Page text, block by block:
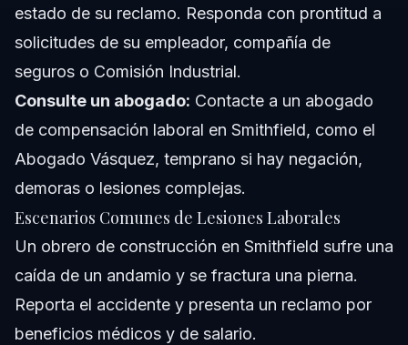
estado de su reclamo. Responda con prontitud a
solicitudes de su empleador, compañía de
seguros o Comisión Industrial.
Consulte un abogado: Contacte a un abogado
de compensación laboral en Smithfield, como el
Abogado Vásquez, temprano si hay negación,
demoras o lesiones complejas.
Escenarios Comunes de Lesiones Laborales
Un obrero de construcción en Smithfield sufre una
caída de un andamio y se fractura una pierna.
Reporta el accidente y presenta un reclamo por
beneficios médicos y de salario.